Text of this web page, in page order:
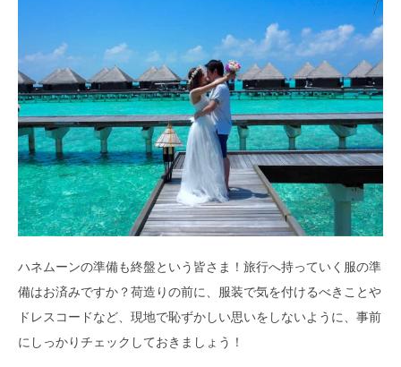
ハネムーンの準備も終盤という皆さま！旅行へ持っていく服の準
備はお済みですか？荷造りの前に、服装で気を付けるべきことや
ドレスコードなど、現地で恥ずかしい思いをしないように、事前
にしっかりチェックしておきましょう！